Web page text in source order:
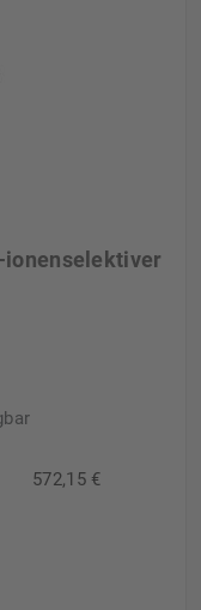
ionenselektiver
572,15 €